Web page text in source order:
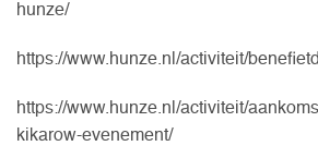
hunze/
https://www.hunze.nl/activiteit/
https://www.hunze.nl/activiteit/
kikarow-evenement/